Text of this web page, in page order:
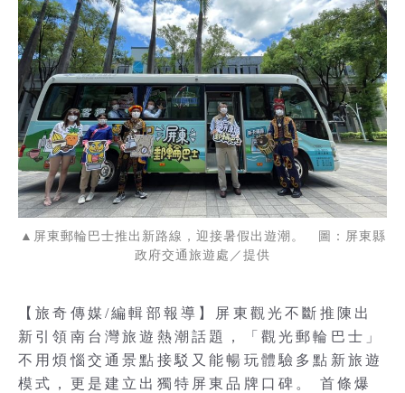
▲屏東郵輪巴士推出新路線，迎接暑假出遊潮。 圖：屏東縣
政府交通旅遊處／提供
【旅奇傳媒/編輯部報導】屏東觀光不斷推陳出
新引領南台灣旅遊熱潮話題，「觀光郵輪巴士」
不用煩惱交通景點接駁又能暢玩體驗多點新旅遊
模式，更是建立出獨特屏東品牌口碑。 首條爆